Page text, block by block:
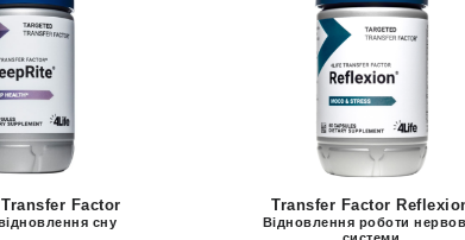
Factor
сну
Transfer Factor
Відновлення роботи